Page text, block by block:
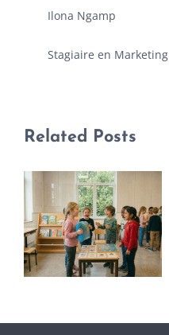
Ilona Ngamp
Stagiaire en Marketing
Related Posts